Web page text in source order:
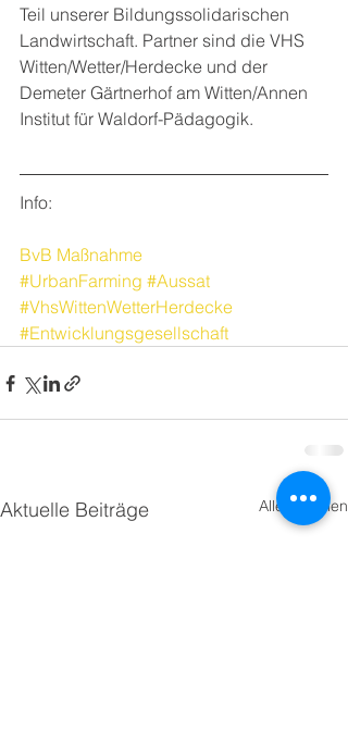
Teil unserer Bildungssolidarischen
Landwirtschaft. Partner sind die VHS
Witten/Wetter/Herdecke und der
Demeter Gärtnerhof am Witten/Annen
Institut für Waldorf-Pädagogik.
Info:
BvB Maßnahme
#UrbanFarming #Aussat
#VhsWittenWetterHerdecke
#Entwicklungsgesellschaft
Aktuelle Beiträge Alle ansehen